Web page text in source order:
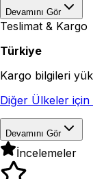
Devamını Gör
Teslimat & Kargo
Türkiye
Kargo bilgileri
Diğer Ülkeler için
Devamını Gör
İncelemeler